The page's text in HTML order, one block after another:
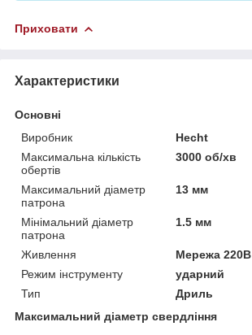
Приховати
Характеристики
Основні
Виробник
Hecht
Максимальна кількість
обертів
3000 об/хв
Максимальний діаметр
патрона
13 мм
Мінімальний діаметр
патрона
1.5 мм
Живлення
Мережа 220В
Режим інструменту
ударний
Тип
Дриль
Максимальний діаметр свердління